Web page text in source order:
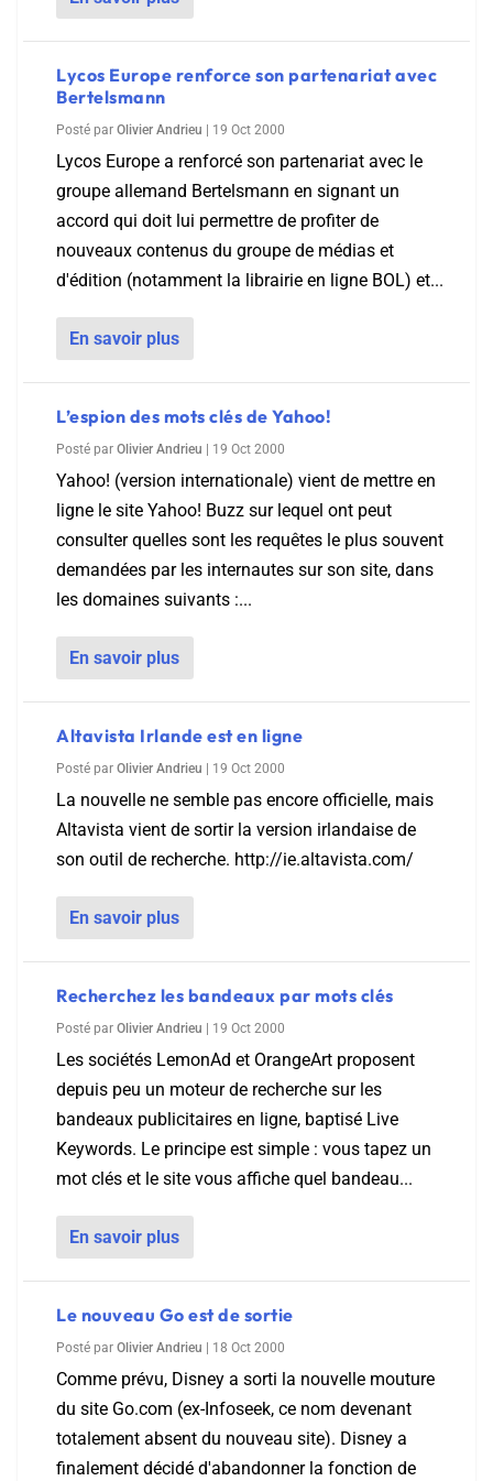
Lycos Europe renforce son partenariat avec
Bertelsmann
Posté par Olivier Andrieu 19 Oct 2000
Lycos Europe a renforcé son partenariat avec le
groupe allemand Bertelsmann en signant un
accord qui doit lui permettre de profiter de
nouveaux contenus du groupe de médias et
d'édition (notamment la librairie en ligne BOL) et...
En savoir plus
L’espion des mots clés de Yahoo!
Posté par Olivier Andrieu 19 Oct 2000
Yahoo! (version internationale) vient de mettre en
ligne le site Yahoo! Buzz sur lequel ont peut
consulter quelles sont les requêtes le plus souvent
demandées par les internautes sur son site, dans
les domaines suivants :...
En savoir plus
Altavista Irlande est en ligne
Posté par Olivier Andrieu 19 Oct 2000
La nouvelle ne semble pas encore officielle, mais
Altavista vient de sortir la version irlandaise de
son outil de recherche. http://ie.altavista.com/
En savoir plus
Recherchez les bandeaux par mots clés
Posté par Olivier Andrieu 19 Oct 2000
Les sociétés LemonAd et OrangeArt proposent
depuis peu un moteur de recherche sur les
bandeaux publicitaires en ligne, baptisé Live
Keywords. Le principe est simple : vous tapez un
mot clés et le site vous affiche quel bandeau...
En savoir plus
Le nouveau Go est de sortie
Posté par Olivier Andrieu 18 Oct 2000
Comme prévu, Disney a sorti la nouvelle mouture
du site Go.com (ex-Infoseek, ce nom devenant
totalement absent du nouveau site). Disney a
finalement décidé d'abandonner la fonction de